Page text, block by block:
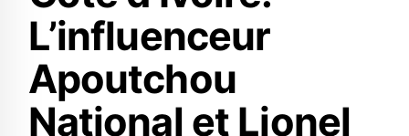
L’influenceur
Apoutchou
National et Lionel